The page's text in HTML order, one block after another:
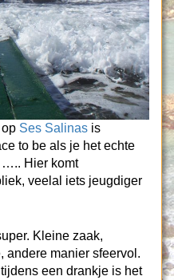
Ses Salinas is
to be als je het echte
….. Hier komt
veelal iets jeugdiger
Kleine zaak,
andere manier sfeervol.
een drankje is het